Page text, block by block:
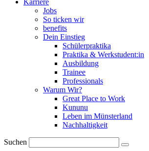
Karriere
Jobs
So ticken wir
benefits
Dein Einstieg
Schülerpraktika
Praktika & Werkstudent:in
Ausbildung
Trainee
Professionals
Warum Wir?
Great Place to Work
Kununu
Leben im Münsterland
Nachhaltigkeit
Suchen